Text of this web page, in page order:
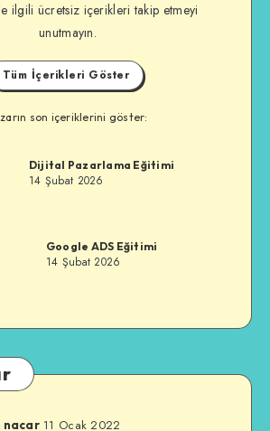
ilgili ücretsiz içerikleri takip etmeyi
unutmayın.
Tüm İçerikleri Göster
son içeriklerini göster:
Dijital Pazarlama Eğitimi
14 Şubat 2026
Google ADS Eğitimi
14 Şubat 2026
nacar 11 Ocak 2022